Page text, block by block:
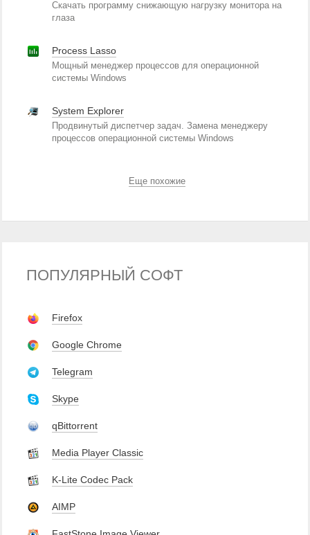
Скачать программу снижающую нагрузку монитора на
глаза
Process Lasso
Мощный менеджер процессов для операционной
системы Windows
System Explorer
Продвинутый диспетчер задач. Замена менеджеру
процессов операционной системы Windows
Еще похожие
ПОПУЛЯРНЫЙ СОФТ
Firefox
Google Chrome
Telegram
Skype
qBittorrent
Media Player Classic
K-Lite Codec Pack
AIMP